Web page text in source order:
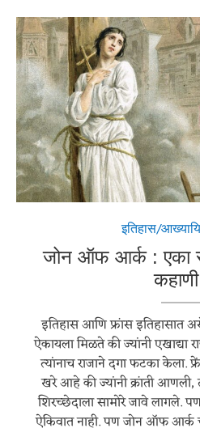
इतिहास/
जोन ऑफ आर्क : एका
इतिहास आणि फ्रांस इतिहासात
ऐकायला मिळते की ज्यांनी एखाद्या
त्यांनाच राजाने दगा फटका केला.
खरे आहे की ज्यांनी क्रांती आणली,
शिरच्छेदाला सामोरे जावे लागले.
ऐकिवात नाही. पण जोन ऑफ आर्क